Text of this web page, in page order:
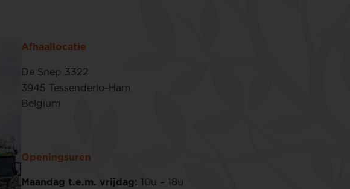
Afhaallocatie
De Snep 3322
3945 Tessenderlo-Ham
Belgium
Openingsuren
Maandag t.e.m. vrijdag: 10u – 18u